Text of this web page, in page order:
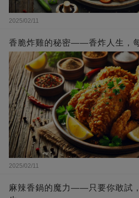
2025/02/11
香脆炸雞的秘密——香炸人生，
2025/02/11
麻辣香鍋的魔力——只要你敢試